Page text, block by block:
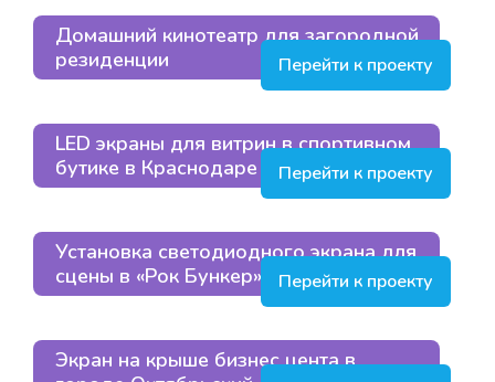
Домашний кинотеатр для загородной
резиденции
Перейти к проекту
LED экраны для витрин в спортивном
бутике в Краснодаре
Перейти к проекту
Установка светодиодного экрана для
сцены в «Рок Бункер» в МосквеПерейти к проекту
Экран на крыше бизнес цента в